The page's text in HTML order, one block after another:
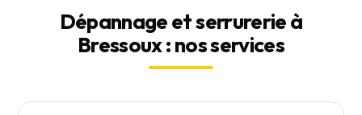
Dépannage et serrurerie à
Bressoux : nos services